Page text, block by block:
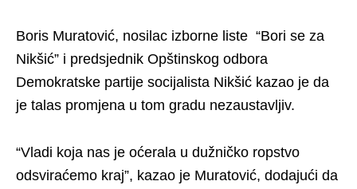
Boris Muratović, nosilac izborne liste “Bori se za
Nikšić” i predsjednik Opštinskog odbora
Demokratske partije socijalista Nikšić kazao je da
je talas promjena u tom gradu nezaustavljiv.
“Vladi koja nas je oćerala u dužničko ropstvo
odsviraćemo kraj”, kazao je Muratović, dodajući da